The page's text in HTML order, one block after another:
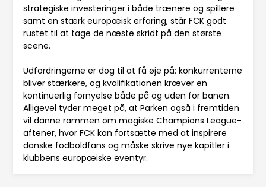
strategiske investeringer i både trænere og spillere
samt en stærk europæisk erfaring, står FCK godt
rustet til at tage de næste skridt på den største
scene.
Udfordringerne er dog til at få øje på: konkurrenterne
bliver stærkere, og kvalifikationen kræver en
kontinuerlig fornyelse både på og uden for banen.
Alligevel tyder meget på, at Parken også i fremtiden
vil danne rammen om magiske Champions League-
aftener, hvor FCK kan fortsætte med at inspirere
danske fodboldfans og måske skrive nye kapitler i
klubbens europæiske eventyr.